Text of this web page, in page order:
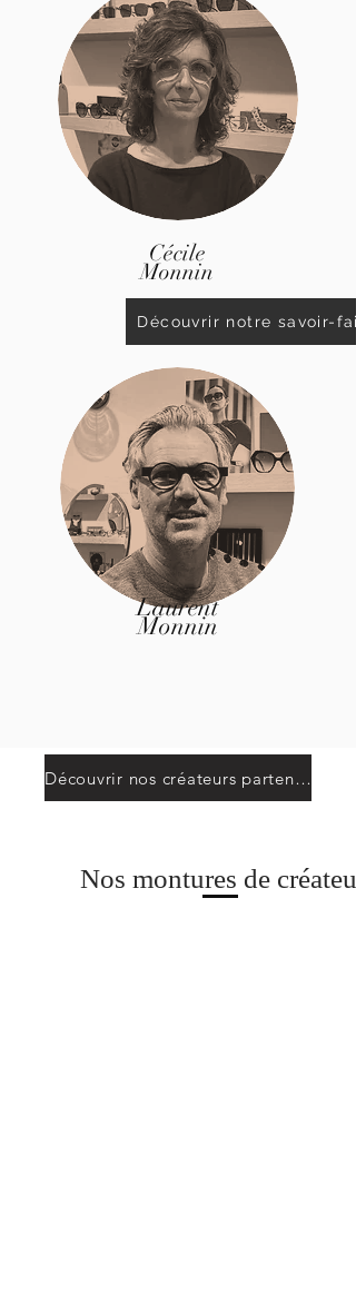
Cécile
Monnin
Découvrir notre savoir-
Laurent
Monnin
Découvrir nos créateurs partenaires
Nos montures de créateur